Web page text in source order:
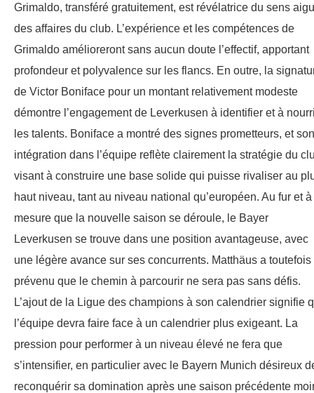
Grimaldo, transféré gratuitement, est révélatrice du sens aigu
des affaires du club. L’expérience et les compétences de
Grimaldo amélioreront sans aucun doute l’effectif, apportant
profondeur et polyvalence sur les flancs. En outre, la
de Victor Boniface pour un montant relativement modeste
démontre l’engagement de Leverkusen à identifier et à
les talents. Boniface a montré des signes prometteurs, et son
intégration dans l’équipe reflète clairement la stratégie du
visant à construire une base solide qui puisse rivaliser au
haut niveau, tant au niveau national qu’européen. Au fur et à
mesure que la nouvelle saison se déroule, le Bayer
Leverkusen se trouve dans une position avantageuse, avec
une légère avance sur ses concurrents. Matthäus a toutefois
prévenu que le chemin à parcourir ne sera pas sans défis.
L’ajout de la Ligue des champions à son calendrier signifie
l’équipe devra faire face à un calendrier plus exigeant. La
pression pour performer à un niveau élevé ne fera que
s’intensifier, en particulier avec le Bayern Munich désireux
reconquérir sa domination après une saison précédente